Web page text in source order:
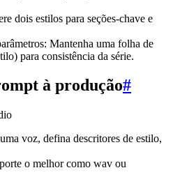
dois estilos para seções-chave e
Mantenha uma folha de
para consistência da série.
à produção#
voz, defina descritores de estilo,
o melhor como wav ou